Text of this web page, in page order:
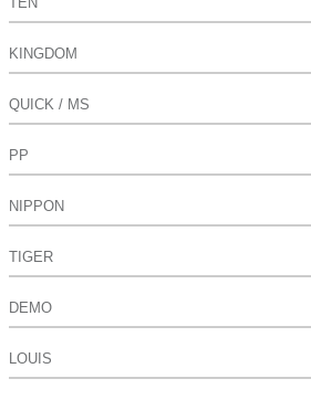
KINGDOM
QUICK / MS
PP
NIPPON
TIGER
DEMO
LOUIS